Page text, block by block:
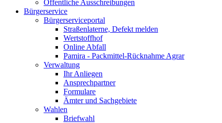
Öffentliche Ausschreibungen
Bürgerservice
Bürgerserviceportal
Straßenlaterne, Defekt melden
Wertstoffhof
Online Abfall
Pamira - Packmittel-Rücknahme Agrar
Verwaltung
Ihr Anliegen
Ansprechpartner
Formulare
Ämter und Sachgebiete
Wahlen
Briefwahl